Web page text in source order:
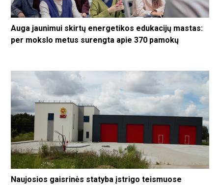
Auga jaunimui skirtų energetikos edukacijų mastas:
per mokslo metus surengta apie 370 pamokų
Naujosios gaisrinės statyba įstrigo teismuose